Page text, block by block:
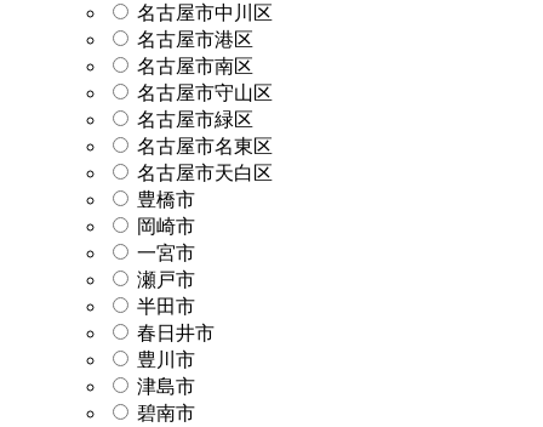
名古屋市中川区
名古屋市港区
名古屋市南区
名古屋市守山区
名古屋市緑区
名古屋市名東区
名古屋市天白区
豊橋市
岡崎市
一宮市
瀬戸市
半田市
春日井市
豊川市
津島市
碧南市